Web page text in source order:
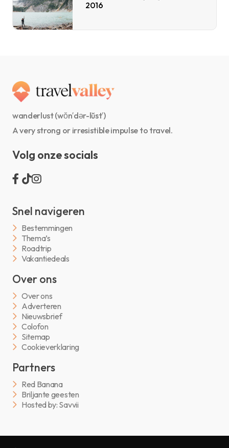
2016
wanderlust (wŏn′dər-lŭst′)
A very strong or irresistible impulse to travel.
Volg onze socials
Snel navigeren
Bestemmingen
Thema’s
Roadtrip
Vakantiedeals
Over ons
Over ons
Adverteren
Nieuwsbrief
Colofon
Sitemap
Cookieverklaring
Partners
Red Banana
Briljante geesten
Hosted by: Savvii